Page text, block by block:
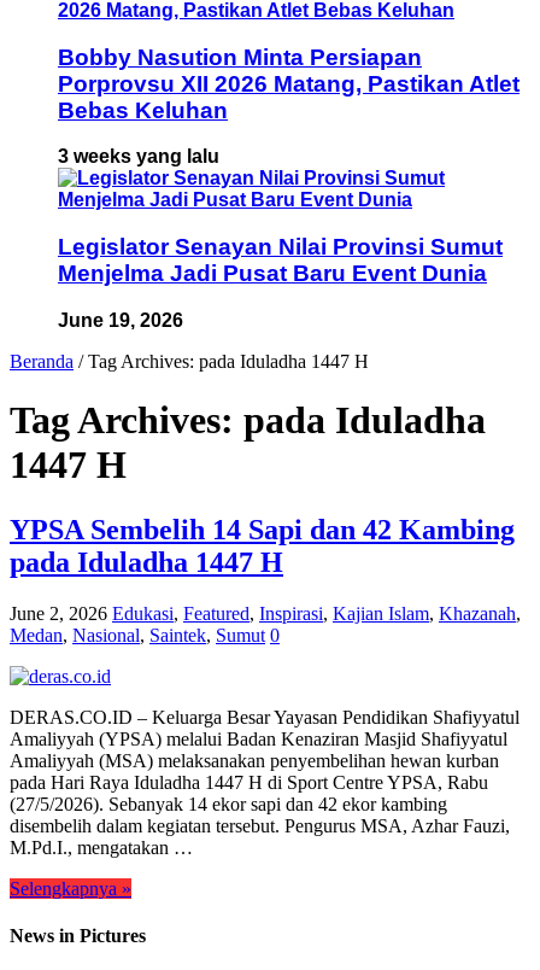
Bobby Nasution Minta Persiapan
Porprovsu XII 2026 Matang, Pastikan Atlet
Bebas Keluhan
3 weeks yang lalu
Legislator Senayan Nilai Provinsi Sumut
Menjelma Jadi Pusat Baru Event Dunia
June 19, 2026
Beranda / Tag Archives: pada Iduladha 1447 H
Tag Archives: pada Iduladha
1447 H
YPSA Sembelih 14 Sapi dan 42 Kambing
pada Iduladha 1447 H
June 2, 2026 Edukasi, Featured, Inspirasi, Kajian Islam, Khazanah,
Medan, Nasional, Saintek, Sumut 0
DERAS.CO.ID – Keluarga Besar Yayasan Pendidikan Shafiyyatul
Amaliyyah (YPSA) melalui Badan Kenaziran Masjid Shafiyyatul
Amaliyyah (MSA) melaksanakan penyembelihan hewan kurban
pada Hari Raya Iduladha 1447 H di Sport Centre YPSA, Rabu
(27/5/2026). Sebanyak 14 ekor sapi dan 42 ekor kambing
disembelih dalam kegiatan tersebut. Pengurus MSA, Azhar Fauzi,
M.Pd.I., mengatakan …
Selengkapnya »
News in Pictures